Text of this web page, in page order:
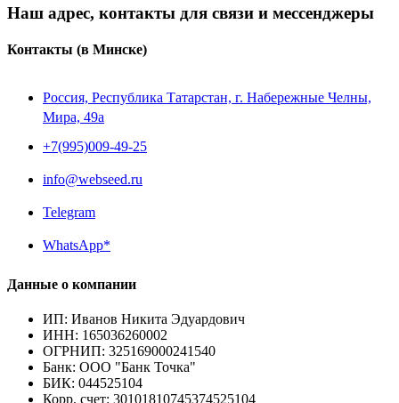
Наш адрес, контакты для связи и мессенджеры
Контакты (в Минске)
Россия, Республика Татарстан, г. Набережные Челны,
Мира, 49a
+7(995)009-49-25
info@webseed.ru
Telegram
WhatsApp*
Данные о компании
ИП: Иванов Никита Эдуардович
ИНН: 165036260002
ОГРНИП: 325169000241540
Банк: ООО "Банк Точка"
БИК: 044525104
Корр. счет: 30101810745374525104